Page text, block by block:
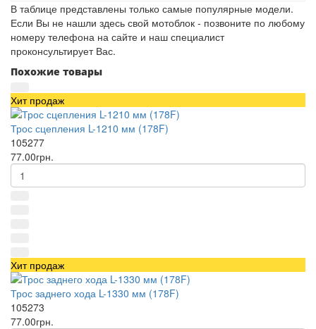
В таблице представлены только самые популярные модели.
Если Вы не нашли здесь свой мотоблок - позвоните по любому
номеру телефона на сайте и наш специалист
проконсультирует Вас.
Похожие товары
Хит продаж
Трос сцепления L-1210 мм (178F)
105277
77.00грн.
Хит продаж
Трос заднего хода L-1330 мм (178F)
105273
77.00грн.